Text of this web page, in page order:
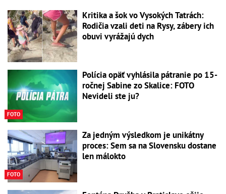
Kritika a šok vo Vysokých Tatrách:
Rodičia vzali deti na Rysy, zábery ich
obuvi vyrážajú dych
FOTO
Polícia opäť vyhlásila pátranie po 15-
ročnej Sabine zo Skalice: FOTO
Nevideli ste ju?
FOTO
Za jedným výsledkom je unikátny
proces: Sem sa na Slovensku dostane
len málokto